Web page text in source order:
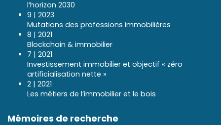
l’horizon 2030
9 | 2023
Mutations des professions immobilières
8 | 2021
Blockchain & immobilier
7 | 2021
Investissement immobilier et objectif « zéro
artificialisation nette »
2 | 2021
Les métiers de l’immobilier et le bois
Mémoires de recherche